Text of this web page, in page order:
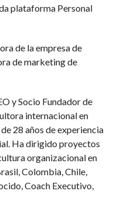
plataforma Personal
de la empresa de
de marketing de
y Socio Fundador de
internacional en
28 años de experiencia
Ha dirigido proyectos
organizacional en
Colombia, Chile,
Coach Executivo,